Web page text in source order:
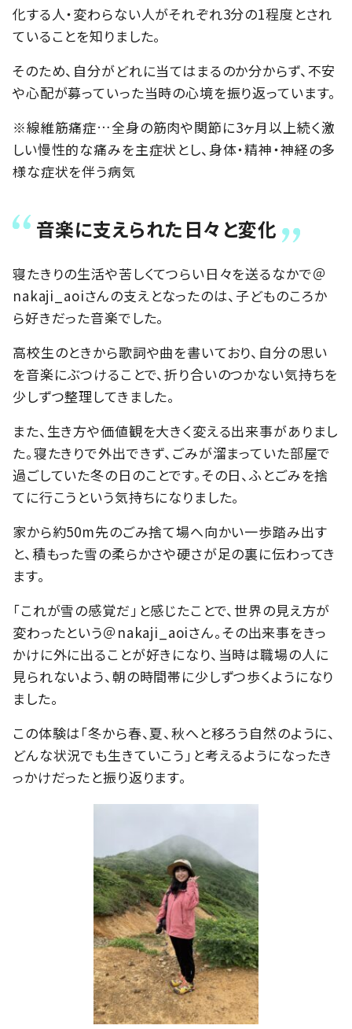
化する人・変わらない人がそれぞれ3分の1程度とされ
ていることを知りました。
そのため、自分がどれに当てはまるのか分からず、不安
や心配が募っていった当時の心境を振り返っています。
※線維筋痛症…全身の筋肉や関節に3ヶ月以上続く激
しい慢性的な痛みを主症状とし、身体・精神・神経の多
様な症状を伴う病気
音楽に支えられた日々と変化
寝たきりの生活や苦しくてつらい日々を送るなかで＠
nakaji_aoiさんの支えとなったのは、子どものころか
ら好きだった音楽でした。
高校生のときから歌詞や曲を書いており、自分の思い
を音楽にぶつけることで、折り合いのつかない気持ちを
少しずつ整理してきました。
また、生き方や価値観を大きく変える出来事がありまし
た。寝たきりで外出できず、ごみが溜まっていた部屋で
過ごしていた冬の日のことです。その日、ふとごみを捨
てに行こうという気持ちになりました。
家から約50m先のごみ捨て場へ向かい一歩踏み出す
と、積もった雪の柔らかさや硬さが足の裏に伝わってき
ます。
「これが雪の感覚だ」と感じたことで、世界の見え方が
変わったという＠nakaji_aoiさん。その出来事をきっ
かけに外に出ることが好きになり、当時は職場の人に
見られないよう、朝の時間帯に少しずつ歩くようになり
ました。
この体験は「冬から春、夏、秋へと移ろう自然のように、
どんな状況でも生きていこう」と考えるようになったき
っかけだったと振り返ります。